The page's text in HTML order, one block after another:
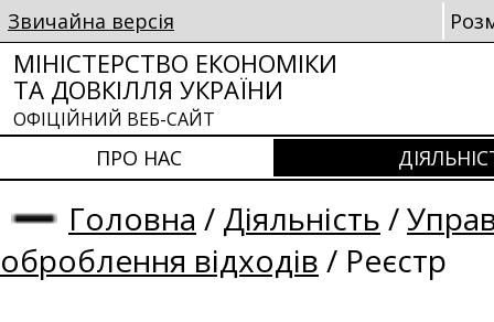
Звичайна версія
МІНІСТЕРСТВО ЕКОНОМІКИ
ТА ДОВКІЛЛЯ УКРАЇНИ
ОФІЦІЙНИЙ ВЕБ-САЙТ
ПРО НАС
Головна / Діяльність /
оброблення відходів / Реєстр